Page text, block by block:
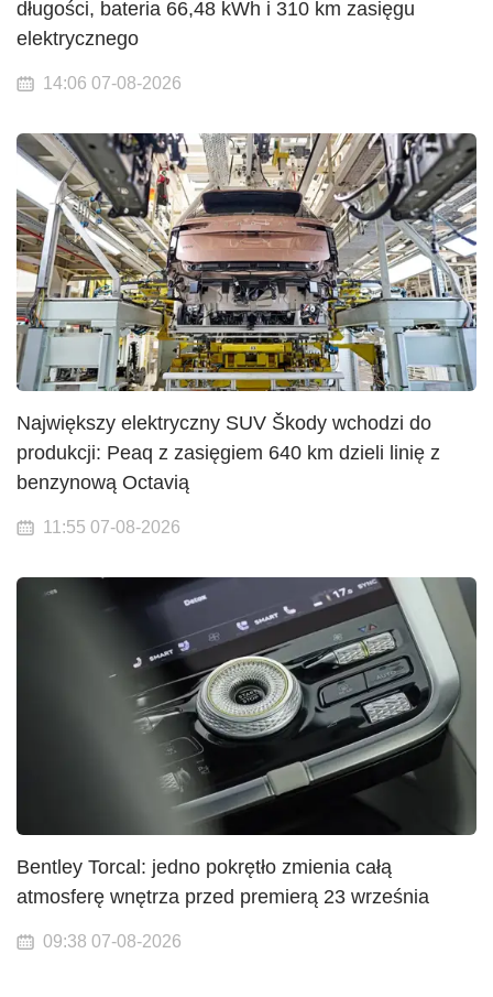
długości, bateria 66,48 kWh i 310 km zasięgu
elektrycznego
14:06 07-08-2026
Największy elektryczny SUV Škody wchodzi do
produkcji: Peaq z zasięgiem 640 km dzieli linię z
benzynową Octavią
11:55 07-08-2026
Bentley Torcal: jedno pokrętło zmienia całą
atmosferę wnętrza przed premierą 23 września
09:38 07-08-2026